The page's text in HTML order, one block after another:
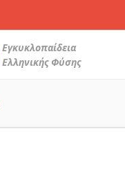
Εγκυκλοπαίδεια
Ελληνικής Φύσης